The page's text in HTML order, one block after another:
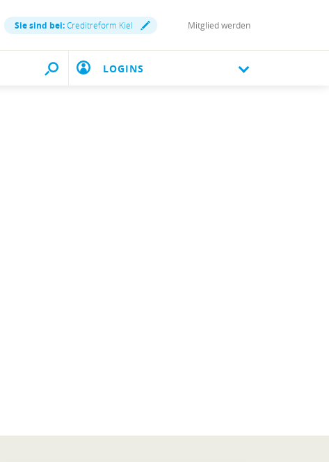
Sie sind bei:Creditreform Kiel Mitglied werden
LOGINS